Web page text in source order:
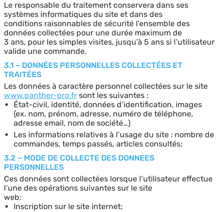
Le responsable du traitement conservera dans ses
systèmes informatiques du site et dans des
conditions raisonnables de sécurité l’ensemble des
données collectées pour une durée maximum de
3 ans, pour les simples visites, jusqu’à 5 ans si l’utilisateur
valide une commande.
3.1 – DONNÉES PERSONNELLES COLLECTÉES ET
TRAITÉES
Les données à caractère personnel collectées sur le site
www.panther-pro.frsont les suivantes :
État-civil, identité, données d’identification, images
(ex. nom, prénom, adresse, numéro de téléphone,
adresse email, nom de société…)
Les informations relatives à l’usage du site : nombre de
commandes, temps passés, articles consultés;
3.2 – MODE DE COLLECTE DES DONNEES
PERSONNELLES
Ces données sont collectées lorsque l’utilisateur effectue
l’une des opérations suivantes sur le site
web:
Inscription sur le site internet;